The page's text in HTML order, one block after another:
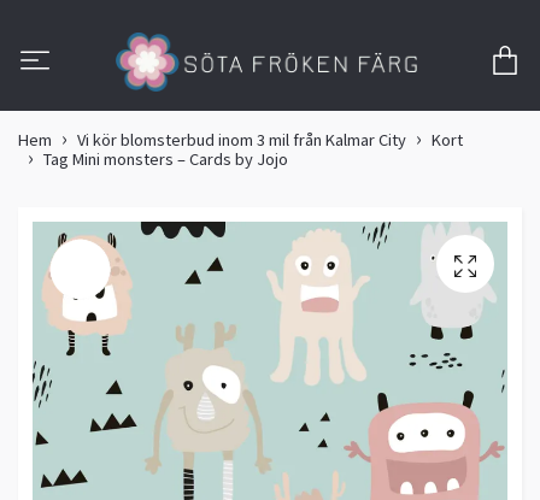
Hem Vi kör blomsterbud inom 3 mil från Kalmar City
Kort
Tag Mini monsters – Cards by Jojo